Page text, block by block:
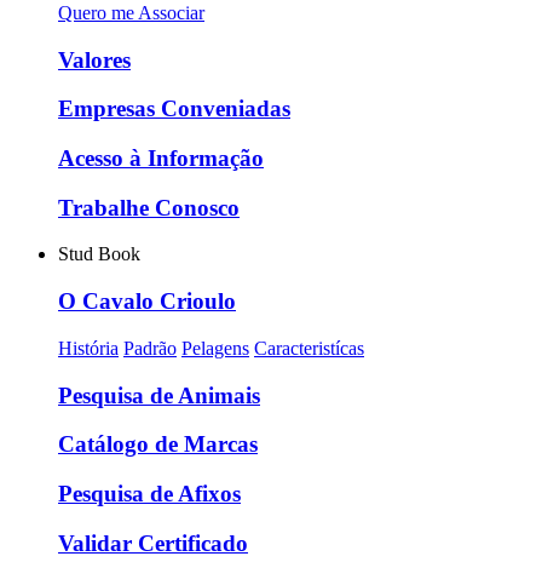
Quero me Associar
Valores
Empresas Conveniadas
Acesso à Informação
Trabalhe Conosco
Stud Book
O Cavalo Crioulo
História Padrão Pelagens Caracteristícas
Pesquisa de Animais
Catálogo de Marcas
Pesquisa de Afixos
Validar Certificado